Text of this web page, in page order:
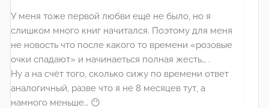
У меня тоже первой любви ещё не было, но я
слишком много книг начитался. Поэтому для меня
не новость что после какого то времени «розовые
очки спадают» и начинаеться полная жесть… .
Ну а на счёт того, сколько сижу по времени ответ
аналогичный, разве что я не 8 месяцев тут, а
намного меньше… 😶